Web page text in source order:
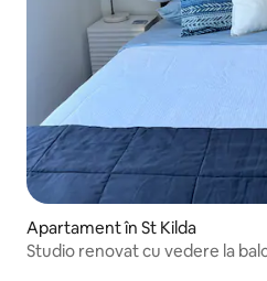
Apartament în St Kilda
Studio renovat cu vedere la